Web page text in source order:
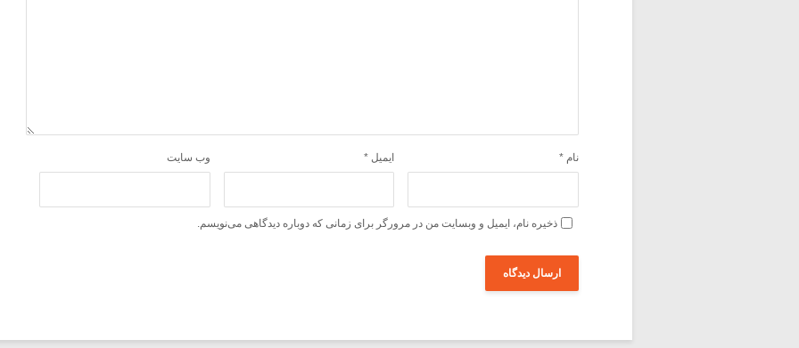
نام * ایمیل * وب‌ سایت
ذخیره نام، ایمیل و وبسایت من در مرورگر برای زمانی که دوباره دیدگاهی می‌نویسم.